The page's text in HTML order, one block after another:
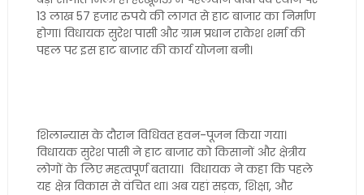
13 लाख 57 हजार रुपये की लागत से हाट बाजार का निर्माण
होगा। विधायक सुरेश पासी और ग्राम प्रधान राकेश शर्मा की
पहल पर इस हाट बाजार की कार्य योजना बनी।
शिलान्यास के दौरान विधिवत हवन-पूजन किया गया।
विधायक सुरेश पासी ने हाट बाजार को किसानों और क्षेत्रीय
लोगों के लिए महत्वपूर्ण बताया। विधायक ने कहा कि पहले
यह क्षेत्र विकास से वंचित था। अब यहां सड़क, शिक्षा, और